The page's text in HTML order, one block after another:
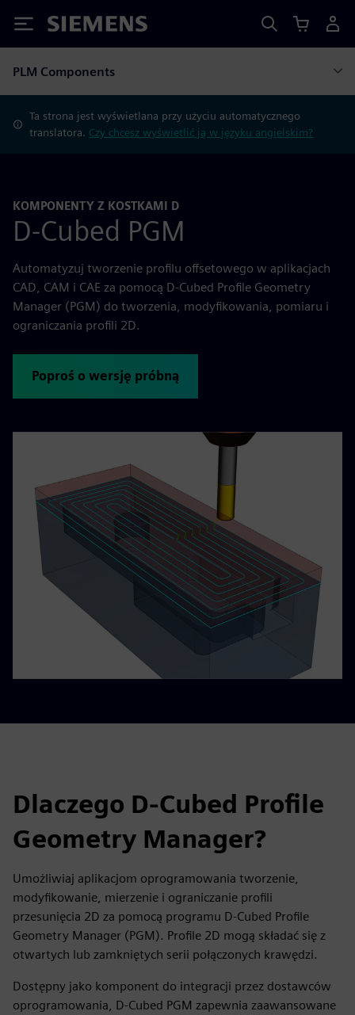
Siemens
PLM Components
Ta strona jest wyświetlana przy użyciu automatycznego
translatora. Czy chcesz wyświetlić ją w języku angielskim?
KOMPONENTY Z KOSTKAMI D
D-Cubed PGM
Automatyzuj tworzenie profilu offsetowego w aplikacjach
CAD, CAM i CAE za pomocą D-Cubed Profile Geometry
Manager (PGM) do tworzenia, modyfikowania, pomiaru i
ograniczania profili 2D.
Poproś o wersję próbną
Dlaczego D-Cubed Profile
Geometry Manager?
Umożliwiaj aplikacjom oprogramowania tworzenie,
modyfikowanie, mierzenie i ograniczanie profili
przesunięcia 2D za pomocą programu D-Cubed Profile
Geometry Manager (PGM). Profile 2D mogą składać się z
otwartych lub zamkniętych serii połączonych krawędzi.
Dostępny jako komponent do integracji przez dostawców
oprogramowania, D-Cubed PGM zapewnia zaawansowane